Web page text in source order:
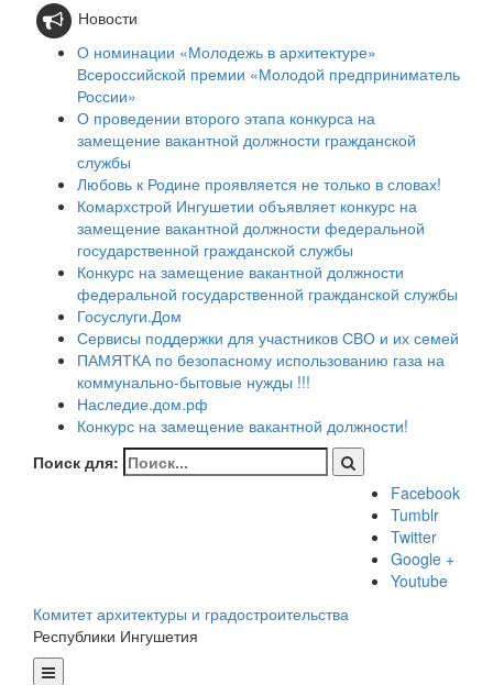
Новости
О номинации «Молодежь в архитектуре»
Всероссийской премии «Молодой предприниматель
России»
О проведении второго этапа конкурса на
замещение вакантной должности гражданской
службы
Любовь к Родине проявляется не только в словах!
Комархстрой Ингушетии объявляет конкурс на
замещение вакантной должности федеральной
государственной гражданской службы
Конкурс на замещение вакантной должности
федеральной государственной гражданской службы
Госуслуги.Дом
Сервисы поддержки для участников СВО и их семей
ПАМЯТКА по безопасному использованию газа на
коммунально-бытовые нужды !!!
Наследие.дом.рф
Конкурс на замещение вакантной должности!
Поиск для:
Facebook
Tumblr
Twitter
Google +
Youtube
Комитет архитектуры и градостроительства
Республики Ингушетия